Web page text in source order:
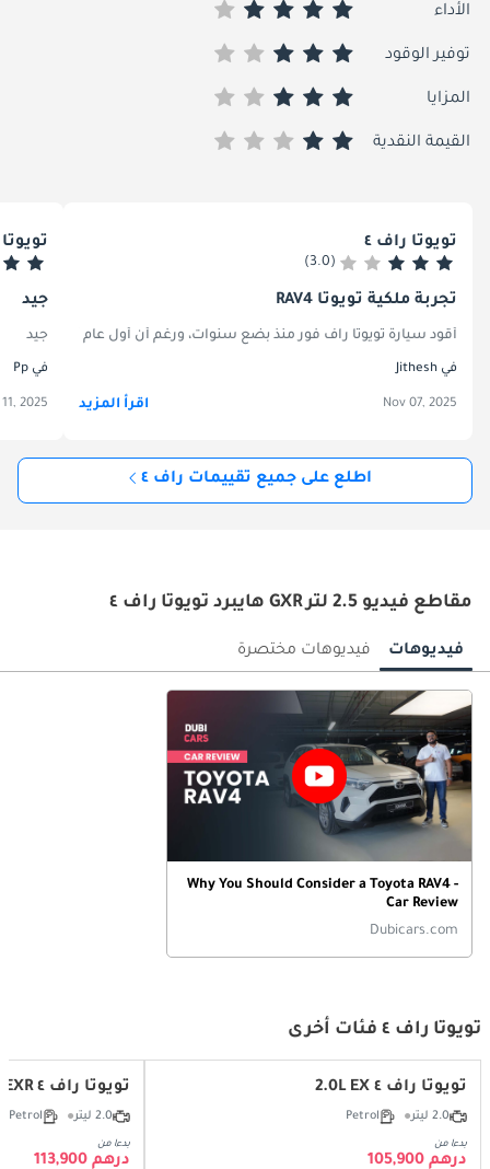
الأداء
توفير الوقود
المزايا
القيمة النقدية
تويوتا راف ٤
(3.0)
تجربة ملكية تويوتا RAV4
أقود سيارة تويوتا راف فور منذ بضع سنوات، ورغم أن أول عام أو عامين
في Jithesh
Nov 07, 2025 اقرأ المزيد
تويوتا
جيد
جيد
في Pp
2025
اطلع على جميع تقييمات راف ٤
مقاطع فيديو 2.5 لتر GXR هايبرد تويوتا راف ٤
فيديوهات فيديوهات مختصرة
Why You Should Consider a Toyota RAV4 -
Car Review
Dubicars.com
تويوتا راف ٤ فئات أخرى
تويوتا راف ٤ 2.0L EX
2.0 ليتر Petrol
بدءا من
درهم 105,900
تويوتا راف ٤ 2.0L EXR
2.0 ليتر Petrol
بدءا من
درهم 113,900